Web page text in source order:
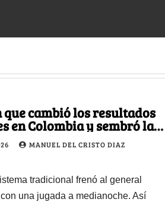
que cambió los resultados
en Colombia y sembró la
rebeldía del M-19
MANUEL DEL CRISTO DIAZ
tradicional frenó al general
una jugada a medianoche. Así